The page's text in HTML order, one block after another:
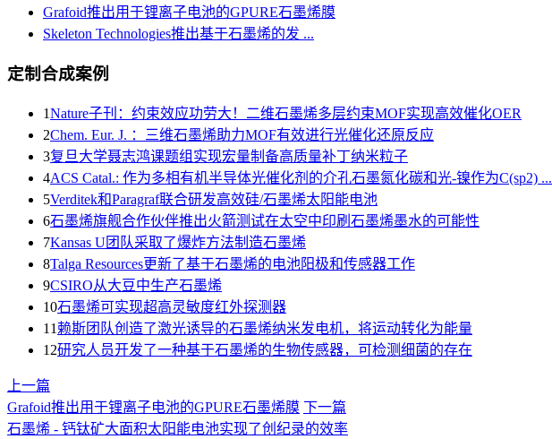
Grafoid推出用于锂离子电池的GPURE石墨烯膜
Skeleton Technologies推出基于石墨烯的发 ...
定制合成案例
1Nature子刊：约束效应功劳大！二维石墨烯多层约束MOF实现高效催化OER
2Chem. Eur. J. ：三维石墨烯助力MOF有效进行光催化还原反应
3复旦大学聂志鸿课题组实现宏量制备高质量补丁纳米粒子
4ACS Catal.: 作为多相有机半导体光催化剂的介孔石墨氮化碳和光-镍作为C(sp2) ...
5Verditek和Paragraf联合研发高效硅/石墨烯太阳能电池
6石墨烯旗舰合作伙伴推出火箭测试在太空中印刷石墨烯墨水的可能性
7Kansas U团队采取了爆炸方法制造石墨烯
8Talga Resources更新了基于石墨烯的电池阳极和传感器工作
9CSIRO从大豆中生产石墨烯
10石墨烯可实现超高灵敏度红外探测器
11赖斯团队创造了激光诱导的石墨烯纳米发电机，将运动转化为能量
12研究人员开发了一种基于石墨烯的生物传感器，可检测细菌的存在
上一篇
Grafoid推出用于锂离子电池的GPURE石墨烯膜 下一篇
石墨烯 - 钙钛矿大面积太阳能电池实现了创纪录的效率